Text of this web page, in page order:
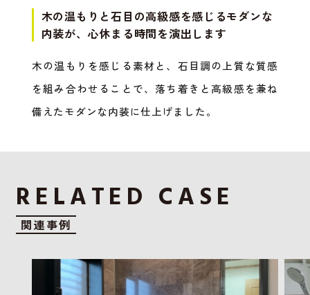
木の温もりと石目の高級感を感じるモダンな
内装が、心休まる時間を演出します
木の温もりを感じる素材と、石目調の上質な質感
を組み合わせることで、落ち着きと高級感を兼ね
備えたモダンな内装に仕上げました。
RELATED CASE
関連事例